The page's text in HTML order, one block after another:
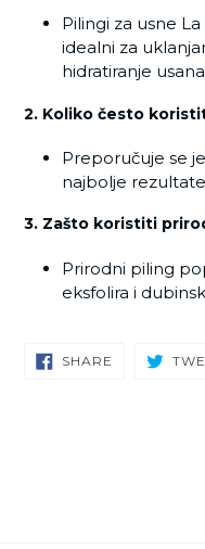
Pilingi za usne
idealni za
hidratiranje
2. Koliko često
Preporučuje se
najbolje
3. Zašto koristiti
Prirodni piling
eksfolira i
SHARE SHARE